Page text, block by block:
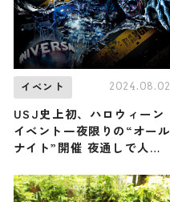
イベント 2024.08.02
USJ史上初、ハロウィーン
イベント一夜限りの“オール
ナイト”開催 夜通しで人気